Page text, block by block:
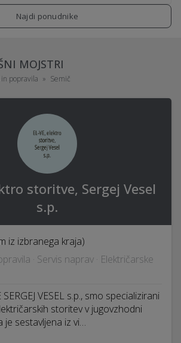
Najdi ponudnike
MOJSTRI
popravila Semič
storitve, Sergej Vesel
s.p.
iz izbranega kraja)
· Servis naprav · Električarske
VESEL s.p., smo specializirani
storitev v jugovzhodni
je sestavljena iz vi…